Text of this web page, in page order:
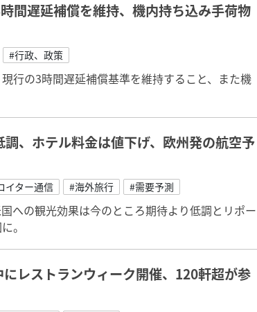
間遅延補償を維持、機内持ち込み手荷物
#行政、政策
行の3時間遅延補償基準を維持すること、また機
、ホテル料金は値下げ、欧州発の航空予
イター通信 #海外旅行 #需要予測
への観光効果は今のところ期待より低調とリポー
。
レストランウィーク開催、120軒超が参